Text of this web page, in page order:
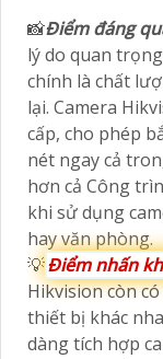
📸Điểm đáng
lý do quan
chính là chất
lại. Camera
cấp, cho phép
nét ngay cả
hơn cả Công
khi sử dụng
hay văn phòng.
💡Điểm nhấn
Hikvision còn
thiết bị khác
dàng tích hợp